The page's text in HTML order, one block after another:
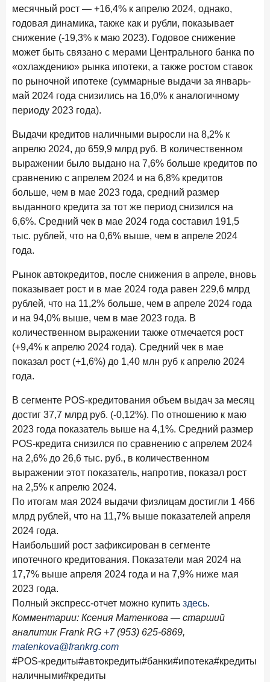
3 июля 2026 года
«Скорость измеряется секундами». Новые стандарты
банковского контакт-центра
25 июня 2026 года ИССЛЕДОВАНИЕ
Ипотека в России: итоги мая 2026 года в цифрах
22 июня 2026 года
«Честность — индустриальный стандарт»: как банки
завоевывают лояльность private-клиентов
Рассылка Frank RG
Итоги недели, наша трактовка основных событий
на банковском рынке
8 июня 2026 года ИССЛЕДОВАНИЕ
По итогам мая 2026 года объем выдач кредитов
составил 993,8 млрд руб.
Синергия интеллектов: будущее контакт-центров в
партнерстве человека и технологий
1 июня 2026 года
В борьбе за сбережения россиян банки учатся
понимать контекст
28 мая 2026 года
Доверие становится главным фактором на рынке
Private banking
25 мая 2026 года ИССЛЕДОВАНИЕ
Ипотека в России: итоги апреля 2026 года в цифрах
13 мая 2026 года ИССЛЕДОВАНИЕ
«Ни один зарубежный private банк не может
сравниться с российским»
6 мая 2026 года
По итогам апреля 2026 года объем выдач кредитов
составил 968 млрд руб.
29 апреля 2026 года
Конкуренция на рынке инвестиционно-страховых
продуктов усиливается
месячный рост — +16,4% к апрелю 2024, однако,
годовая динамика, также как и рубли, показывает
снижение (-19,3% к маю 2023). Годовое снижение
может быть связано с мерами Центрального банка по
«охлаждению» рынка ипотеки, а также ростом ставок
по рыночной ипотеке (суммарные выдачи за январь-
май 2024 года снизились на 16,0% к аналогичному
периоду 2023 года).
Выдачи кредитов наличными выросли на 8,2% к
апрелю 2024, до 659,9 млрд руб. В количественном
выражении было выдано на 7,6% больше кредитов по
сравнению с апрелем 2024 и на 6,8% кредитов
больше, чем в мае 2023 года, средний размер
выданного кредита за тот же период снизился на
6,6%. Средний чек в мае 2024 года составил 191,5
тыс. рублей, что на 0,6% выше, чем в апреле 2024
года.
Рынок автокредитов, после снижения в апреле, вновь
показывает рост и в мае 2024 года равен 229,6 млрд
рублей, что на 11,2% больше, чем в апреле 2024 года
и на 94,0% выше, чем в мае 2023 года. В
количественном выражении также отмечается рост
(+9,4% к апрелю 2024 года). Средний чек в мае
показал рост (+1,6%) до 1,40 млн руб к апрелю 2024
года.
В сегменте POS-кредитования объем выдач за месяц
достиг 37,7 млрд руб. (-0,12%). По отношению к маю
2023 года показатель выше на 4,1%. Средний размер
POS-кредита снизился по сравнению с апрелем 2024
на 2,6% до 26,6 тыс. руб., в количественном
выражении этот показатель, напротив, показал рост
на 2,5% к апрелю 2024.
По итогам мая 2024 выдачи физлицам достигли 1 466
млрд рублей, что на 11,7% выше показателей апреля
2024 года.
Наибольший рост зафиксирован в сегменте
ипотечного кредитования. Показатели мая 2024 на
17,7% выше апреля 2024 года и на 7,9% ниже мая
2023 года.
Полный экспресс-отчет можно купить здесь.
Комментарии: Ксения Матенкова — старший
аналитик Frank RG +7 (953) 625-6869,
matenkova@frankrg.com
#POS-кредиты#автокредиты#банки#ипотека#кредиты
наличными#кредиты